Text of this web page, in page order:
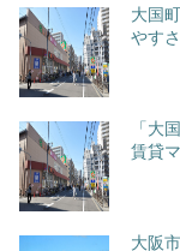
大国
やす
「大
賃貸
大阪